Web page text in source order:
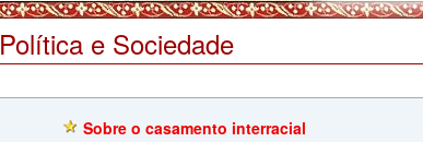
Política e Sociedade
Sobre o casamento interracial